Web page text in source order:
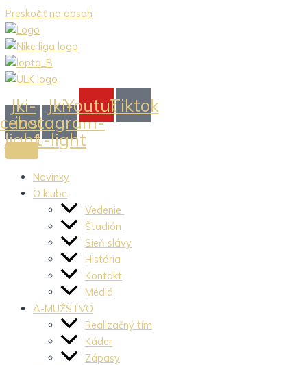
Preskočiť na obsah
Jki-
light
Jki-
instagram-
1-light
YoutubeTiktok
Novinky
O klube
Vedenie
Štadión
Sieň slávy
História
Kontakt
Médiá
A-MUŽSTVO
Realizačný tím
Káder
Zápasy